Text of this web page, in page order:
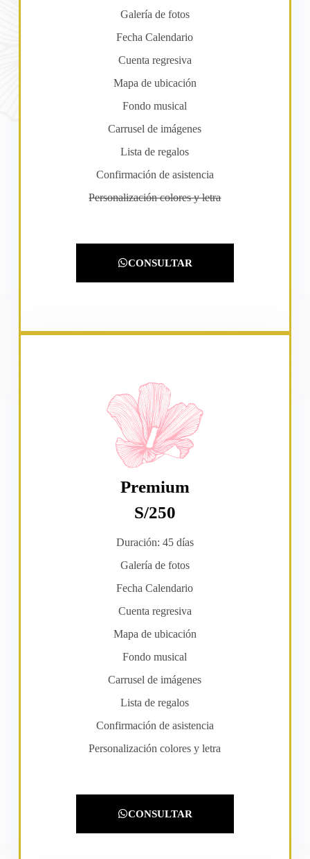
Galería de fotos
Fecha Calendario
Cuenta regresiva
Mapa de ubicación
Fondo musical
Carrusel de imágenes
Lista de regalos
Confirmación de asistencia
Personalización colores y letra
CONSULTAR
Premium
S/250
Duración: 45 días
Galería de fotos
Fecha Calendario
Cuenta regresiva
Mapa de ubicación
Fondo musical
Carrusel de imágenes
Lista de regalos
Confirmación de asistencia
Personalización colores y letra
CONSULTAR